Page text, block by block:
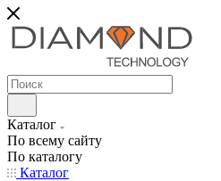
Каталог
По всему сайту
По каталогу
Каталог